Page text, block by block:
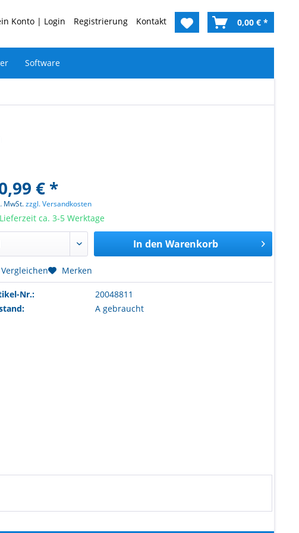
Konto | Login Registrierung Kontakt 0,00 € *
Software
€ *
MwSt.zzgl. Versandkosten
Lieferzeit ca. 3-5 Werktage
In den Warenkorb
Vergleichen Merken
Nr.:
20048811
A gebraucht